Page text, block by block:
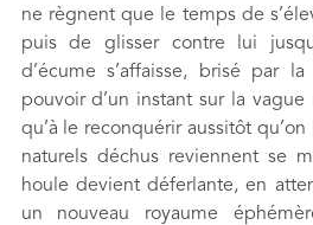
ne règnent que le temps de
puis de glisser contre lui
d’écume s’affaisse, brisé par
pouvoir d’un instant sur la
qu’à le reconquérir aussitôt
naturels déchus reviennent se
houle devient déferlante, en
un nouveau royaume